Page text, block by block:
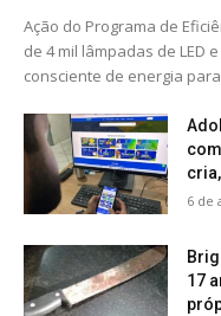
Ação do Programa de
de 4 mil lâmpadas de LED
consciente de energia
6 de
17